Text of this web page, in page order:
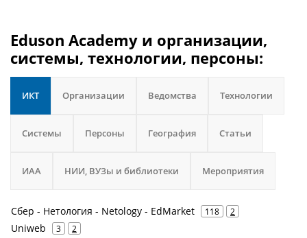
Eduson Academy и организации,
системы, технологии, персоны:
ИКТ Организации Ведомства Технологии
Системы Персоны География Статьи
ИАА НИИ, ВУЗы и библиотеки Мероприятия
Сбер - Нетология - Netology - EdMarket 118 2
Uniweb 3 2